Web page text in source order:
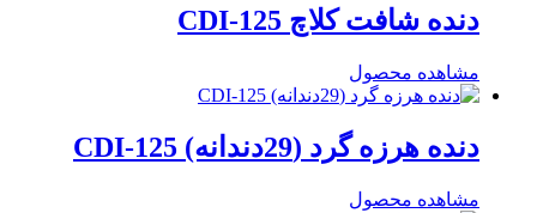
دنده شافت کلاچ CDI-125
مشاهده محصول
دنده هرزه گرد (29دندانه) CDI-125
مشاهده محصول